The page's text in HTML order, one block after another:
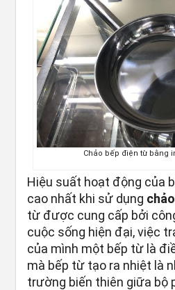
Chảo bếp điện từ bằng
Hiệu suất hoạt động của
cao nhất khi sử dụng
từ được cung cấp bởi
cuộc sống hiện đại, việc
của mình một bếp từ là
mà bếp từ tạo ra nhiệt là
trường biến thiên giữa bộ